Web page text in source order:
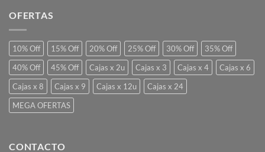
OFERTAS
10% Off 15% Off 20% Off 25% Off 30% Off
35% Off
40% Off
45% Off Cajas x 2u Cajas x 3 Cajas x 4
Cajas x 6
Cajas x 8
Cajas x 9 Cajas x 12u
Cajas x 24
MEGA OFERTAS
CONTACTO